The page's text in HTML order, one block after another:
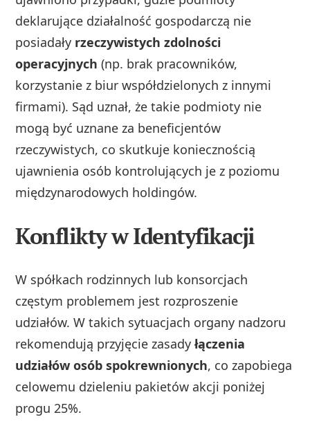
deklarujące działalność gospodarczą nie
posiadały rzeczywistych zdolności
operacyjnych (np. brak pracowników,
korzystanie z biur współdzielonych z innymi
firmami). Sąd uznał, że takie podmioty nie
mogą być uznane za beneficjentów
rzeczywistych, co skutkuje koniecznością
ujawnienia osób kontrolujących je z poziomu
międzynarodowych holdingów.
Konflikty w Identyfikacji
W spółkach rodzinnych lub konsorcjach
częstym problemem jest rozproszenie
udziałów. W takich sytuacjach organy nadzoru
rekomendują przyjęcie zasadyłączenia
udziałów osób spokrewnionych, co zapobiega
celowemu dzieleniu pakietów akcji poniżej
progu 25%.